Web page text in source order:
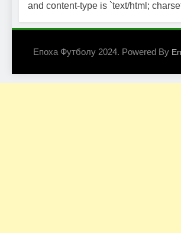
and content-type is `text/html;
Епоха Футболу 2024. Powered By